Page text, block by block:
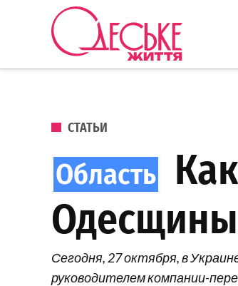
Перейти к содержанию
ОПУБЛИКОВАНО В
СТАТЬИ
Одесщины
Сегодня, 27 октября, в
руководителем компании-